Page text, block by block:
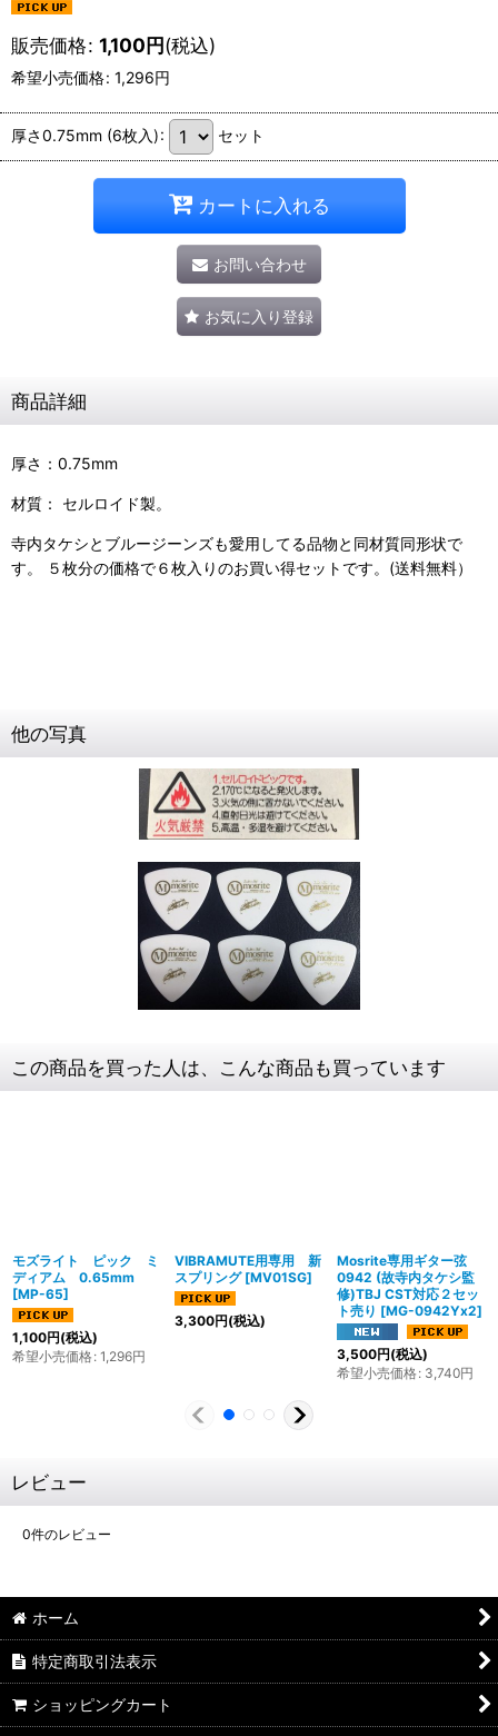
販売価格: 1,100円(税込)
希望小売価格: 1,296円
厚さ0.75mm (6枚入): セット
カートに入れる
お問い合わせ
お気に入り登録
商品詳細
厚さ：0.75mm
材質： セルロイド製。
寺内タケシとブルージーンズも愛用してる品物と同材質同形状で
す。 ５枚分の価格で６枚入りのお買い得セットです。(送料無料）
他の写真
この商品を買った人は、こんな商品も買っています
モズライト ピック ミ
ディアム 0.65mm
[MP-65]
1,100円(税込)
希望小売価格: 1,296円
VIBRAMUTE用専用 新
スプリング [MV01SG]
3,300円(税込)
Mosrite専用ギター弦
0942 (故寺内タケシ監
修)TBJ CST対応２セッ
ト売り [MG-0942Yx2]
3,500円(税込)
希望小売価格: 3,740円
レビュー
0件のレビュー
ホーム
特定商取引法表示
ショッピングカート